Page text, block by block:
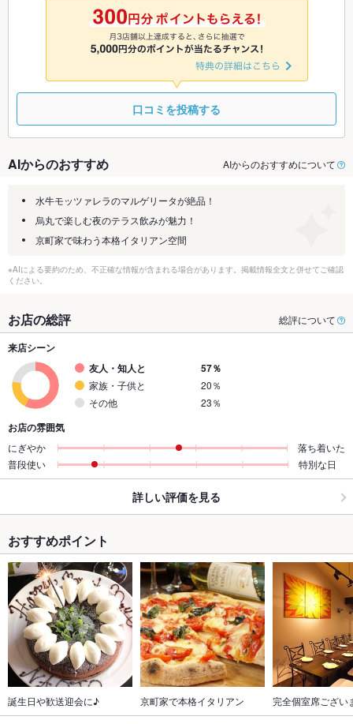
9/5
◎
9/6
◎
9/7
◎
口コミを投稿する
AIからのおすすめ AIからのおすすめについて
水牛モッツァレラのマルゲリータが絶品！
烏丸で楽しむ夜のテラス飲みが魅力！
京町家で味わう本格イタリアン空間
※AIによる要約のため、不正確な情報が含まれる場合があります。掲載情報全文と併せてご確認
ください。
お店の総評 総評について
来店シーン
友人・知人と
57％
家族・子供と
20％
その他
23％
お店の雰囲気
にぎやか
落ち着いた
普段使い
特別な日
詳しい評価を見る
おすすめポイント
誕生日や歓送迎会に♪ 京町家で本格イタリアン 完全個室席ござい